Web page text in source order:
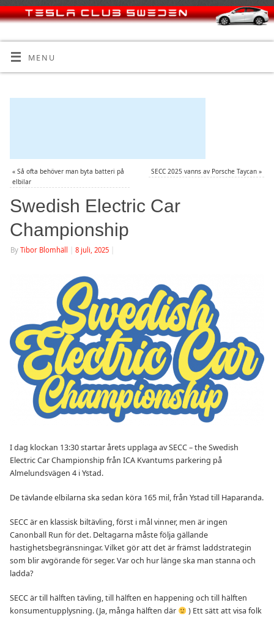
MENU
« Så ofta behöver man byta batteri på
elbilar
SECC 2025 vanns av Porsche Taycan »
Swedish Electric Car
Championship
By Tibor Blomhäll 8 juli, 2025
I dag klockan 13:30 startar årets upplaga av SECC – the Swedish
Electric Car Championship från ICA Kvantums parkering på
Almelundsvägen 4 i Ystad.
De tävlande elbilarna ska sedan köra 165 mil, från Ystad till Haparanda.
SECC är en klassisk biltävling, först i mål vinner, men är ingen
Canonball Run för det. Deltagarna måste följa gällande
hastighetsbegränsningar. Vilket gör att det är främst laddstrategin
som blir avgörande för seger. Var och hur länge ska man stanna och
ladda?
SECC är till hälften tävling, till hälften en happening och till hälften
konsumentupplysning. (Ja, många hälften där
) Ett sätt att visa folk